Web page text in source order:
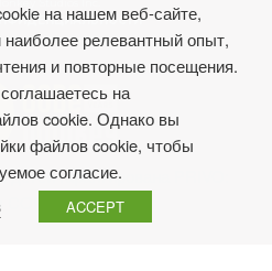
использования
на нашем веб-сайте,
релевантный опыт,
и повторные посещения.
на
cookie. Однако вы
файлов cookie, чтобы
согласие.
ACCEPT